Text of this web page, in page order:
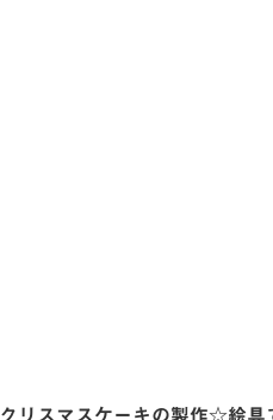
クリスマスケーキの製作☆絵具